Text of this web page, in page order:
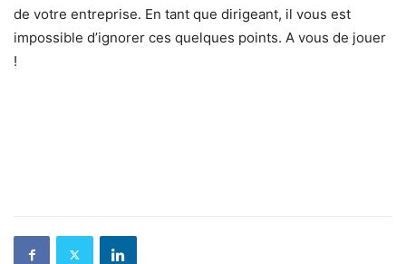
de votre entreprise. En tant que dirigeant, il vous est
impossible d’ignorer ces quelques points. A vous de jouer
!